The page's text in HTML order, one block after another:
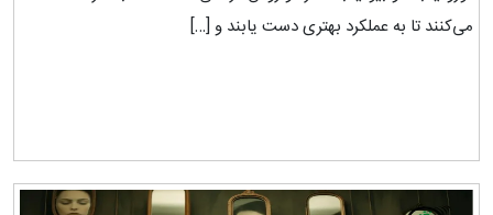
می‌کنند تا به عملکرد بهتری دست یابند و […]